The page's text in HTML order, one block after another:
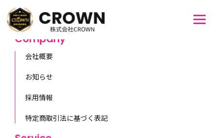
[booking resource_id=1]
Company
会社概要
お知らせ
採用情報
特定商取引法に基づく表記